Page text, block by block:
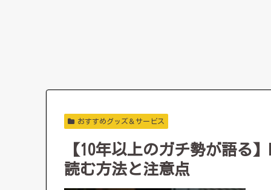
おすすめグッズ＆サービス
【10年以上のガチ勢が語る
読む方法と注意点